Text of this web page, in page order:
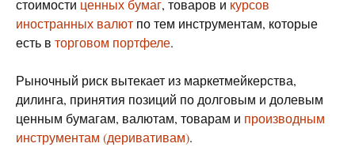
стоимости ценных бумаг, товаров и курсов
иностранных валют по тем инструментам, которые
есть в торговом портфеле.
Рыночный риск вытекает из маркетмейкерства,
дилинга, принятия позиций по долговым и долевым
ценным бумагам, валютам, товарам и производным
инструментам (деривативам).